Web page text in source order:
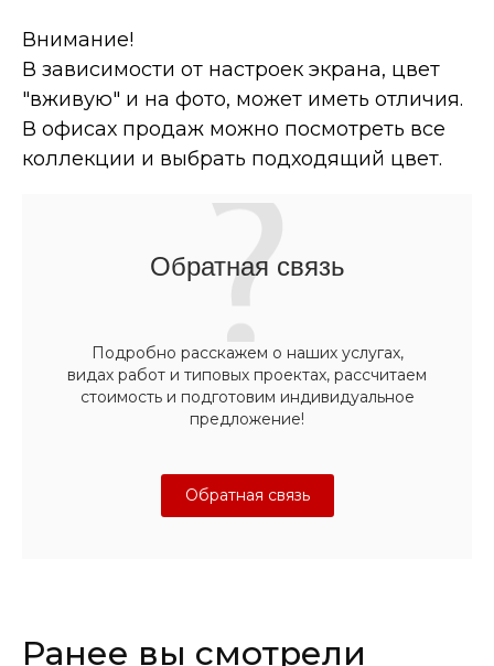
Внимание!
В зависимости от настроек экрана, цвет
"вживую" и на фото, может иметь отличия.
В офисах продаж можно посмотреть все
коллекции и выбрать подходящий цвет.
Обратная связь
Подробно расскажем о наших услугах,
видах работ и типовых проектах, рассчитаем
стоимость и подготовим индивидуальное
предложение!
Обратная связь
Ранее вы смотрели